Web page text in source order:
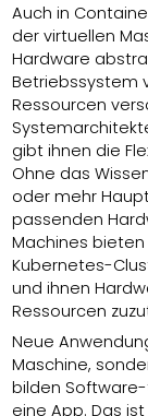
Auch in
der virtuellen
Hardware
Betriebssystem
Ressourcen
gibt ihnen die
Ohne das
oder mehr
passenden
Machines
Kubernetes-
und ihnen
Ressourcen
Neue
Maschine,
bilden
eine App. Das